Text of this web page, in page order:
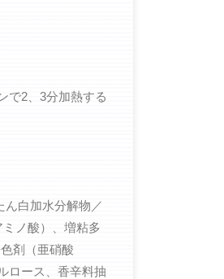
で2、3分加熱する
ん白加水分解物／
ノ酸）、増粘多
剤（亜硝酸
ロース、香辛料抽